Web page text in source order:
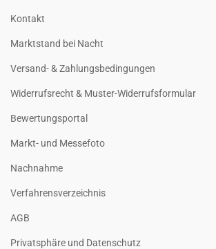
Kontakt
Marktstand bei Nacht
Versand- & Zahlungsbedingungen
Widerrufsrecht & Muster-Widerrufsformular
Bewertungsportal
Markt- und Messefoto
Nachnahme
Verfahrensverzeichnis
AGB
Privatsphäre und Datenschutz